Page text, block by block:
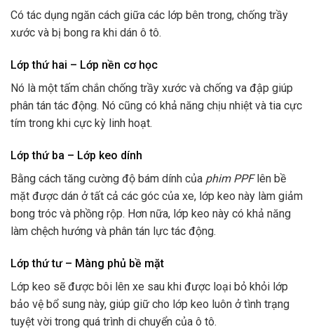
Có tác dụng ngăn cách giữa các lớp bên trong, chống trầy
xước và bị bong ra khi dán ô tô.
Lớp thứ hai – Lớp nền cơ học
Nó là một tấm chắn chống trầy xước và chống va đập giúp
phân tán tác động. Nó cũng có khả năng chịu nhiệt và tia cực
tím trong khi cực kỳ linh hoạt.
Lớp thứ ba – Lớp keo dính
Bằng cách tăng cường độ bám dính của phim PPFlên bề
mặt được dán ở tất cả các góc của xe, lớp keo này làm giảm
bong tróc và phồng rộp. Hơn nữa, lớp keo này có khả năng
làm chệch hướng và phân tán lực tác động.
Lớp thứ tư – Màng phủ bề mặt
Lớp keo sẽ được bôi lên xe sau khi được loại bỏ khỏi lớp
bảo vệ bổ sung này, giúp giữ cho lớp keo luôn ở tình trạng
tuyệt vời trong quá trình di chuyển của ô tô.